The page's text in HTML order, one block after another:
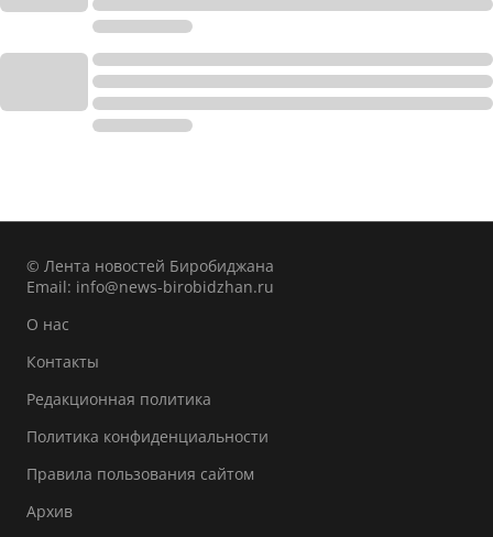
© Лента новостей Биробиджана
Email: info@news-birobidzhan.ru
О нас
Контакты
Редакционная политика
Политика конфиденциальности
Правила пользования сайтом
Архив